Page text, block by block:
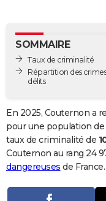
GUIDES D'ACHAT
BONS PLANS
Carte de Noël
Carte Bonne année
Carte Saint-Valentin
Carte Pâques
Carte d'anniversaire
DICTIONNAIRE
Dictionnaire
Biographies
Citations
Expressions
Proverbes
PROGRAMME TV
COPAINS D'AVANT
S'inscrire
Se connecter
Lycées
Collèges
Primaires
Universités
Entreprises
Service militaire
Avis de recherche
AVIS DE DÉCÈS
SOMMAIRE
Taux de criminalité
Répartition des
délits
En 2025, Couternon a
pour une population de
taux de criminalité de
Couternon au rang 24
dangereuses de France.